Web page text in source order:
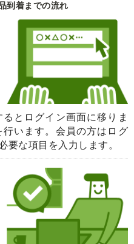
到着までの流れ
とログイン画面に移りま
います。会員の方はログ
要な項目を入力します。